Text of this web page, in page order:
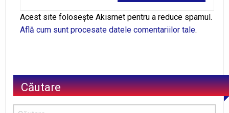
Alternative:
Acest site folosește Akismet pentru a reduce spamul.
Află cum sunt procesate datele comentariilor tale.
Căutare